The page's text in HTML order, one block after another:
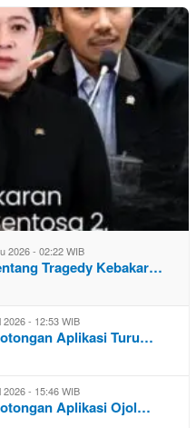
2026 - 02:22 WIB
Tragedy Kebakar…
2026 - 12:53 WIB
Aplikasi Turu…
2026 - 15:46 WIB
Aplikasi Ojol…